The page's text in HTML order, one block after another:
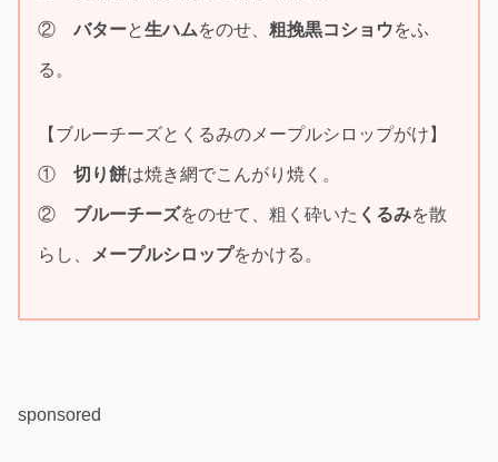
② バターと生ハムをのせ、 粗挽黒コショウをふ
る。
【ブルーチーズとくるみのメープルシロップがけ】
① 切り餅は焼き網でこんがり焼く。
② ブルーチーズをのせて、粗く砕いた くるみを散
らし、 メープルシロップをかける。
sponsored